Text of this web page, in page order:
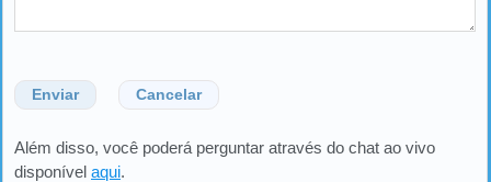
Enviar Cancelar
Além disso, você poderá perguntar através do chat ao vivo
disponível aqui.